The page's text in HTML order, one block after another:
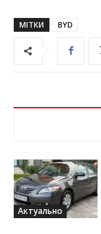
МІТКИ BYD
Актуально